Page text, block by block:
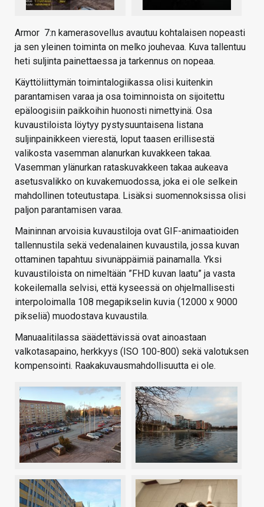
Armor 7:n kamerasovellus avautuu kohtalaisen nopeasti
ja sen yleinen toiminta on melko jouhevaa. Kuva tallentuu
heti suljinta painettaessa ja tarkennus on nopeaa.
Käyttöliittymän toimintalogiikassa olisi kuitenkin
parantamisen varaa ja osa toiminnoista on sijoitettu
epäloogisiin paikkoihin huonosti nimettyinä. Osa
kuvaustiloista löytyy pystysuuntaisena listana
suljinpainikkeen vierestä, loput taasen erillisestä
valikosta vasemman alanurkan kuvakkeen takaa.
Vasemman ylänurkan rataskuvakkeen takaa aukeava
asetusvalikko on kuvakemuodossa, joka ei ole selkein
mahdollinen toteutustapa. Lisäksi suomennoksissa olisi
paljon parantamisen varaa.
Maininnan arvoisia kuvaustiloja ovat GIF-animaatioiden
tallennustila sekä vedenalainen kuvaustila, jossa kuvan
ottaminen tapahtuu sivunäppäimiä painamalla. Yksi
kuvaustiloista on nimeltään ”FHD kuvan laatu” ja vasta
kokeilemalla selvisi, että kyseessä on ohjelmallisesti
interpoloimalla 108 megapikselin kuvia (12000 x 9000
pikseliä) muodostava kuvaustila.
Manuaalitilassa säädettävissä ovat ainoastaan
valkotasapaino, herkkyys (ISO 100-800) sekä valotuksen
kompensointi. Raakakuvausmahdollisuutta ei ole.